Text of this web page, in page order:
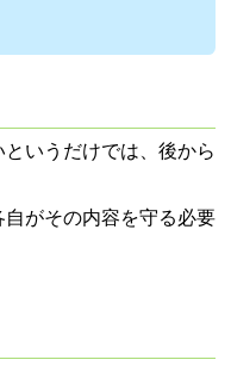
いうだけでは、後から
がその内容を守る必要